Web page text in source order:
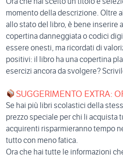
momento della descrizione. Oltre
allo stato del libro, è bene inserire
copertina danneggiata o codici
essere onesti, ma ricordati di
positivi: il libro ha una copertina
esercizi ancora da svolgere?
SUGGERIMENTO EXTRA:
Se hai più libri scolastici della
prezzo speciale per chi li acquista
acquirenti risparmieranno tempo
tutto con meno fatica.
Ora che hai tutte le informazioni